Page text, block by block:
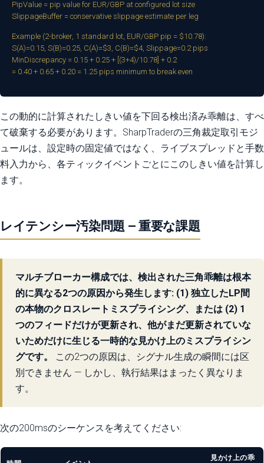
PipValue = pip value for EUR/GBP at configured lot size
SlippageBuffer = conservative slippage estimate per leg
Example (2-broker, 1 standard lot, EUR/GBP pip = $10.78):
S(A)=0.15, S(B)=0.25, C(A)=$3, C(B)=$4, Slippage=0.2 pips
MinDiscrepancy = 0.15 + 0.25 + [(3+4)/10.78] + 0.2
= 0.40 + 0.65 + 0.20 = 1.25 pips minimum to break even
この動的に計算されたしきい値を下回る検出済み乖離は、すべ
て破棄する必要があります。SharpTraderの三角裁定取引モジ
ュールは、設定時の固定値ではなく、ライブスプレッドと手数
料入力から、各ティックイベントごとにこのしきい値を計算し
ます。
レイテンシー汚染問題 — 重要な課題
マルチブローカー構成では、検出された三角乖離は根本
的に異なる2つの原因から発生します: (1) 独立したLP間
の本物のクロスレートミスプライシング、または (2) 1
つのフィードだけが更新され、他がまだ更新されていな
いためだけに生じる一時的な見かけ上のミスプライシン
グです。
この2つの原因は、シグナル生成の瞬間には区
別できません — しかし、執行結果はまったく異なりま
す。
次の200msのシーケンスを考えてください:
見かけ上の乖